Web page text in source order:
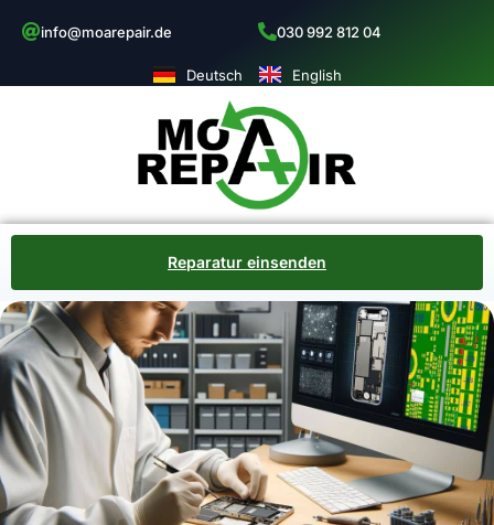
info@moarepair.de 030 992 812 04
Deutsch English
Reparatur einsenden